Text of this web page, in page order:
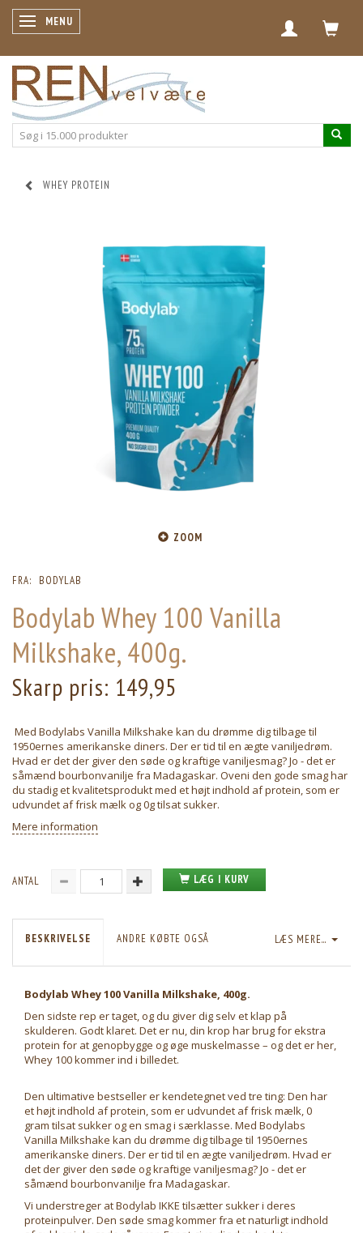
SKIFTE NAVIGATION
MENU
WHEY PROTEIN
ZOOM
FRA: BODYLAB
Bodylab Whey 100 Vanilla
Milkshake, 400g.
Skarp pris: 149,95
Med Bodylabs Vanilla Milkshake kan du drømme dig tilbage til
1950ernes amerikanske diners. Der er tid til en ægte vaniljedrøm.
Hvad er det der giver den søde og kraftige vaniljesmag? Jo - det er
såmænd bourbonvanilje fra Madagaskar. Oveni den gode smag har
du stadig et kvalitetsprodukt med et højt indhold af protein, som er
udvundet af frisk mælk og 0g tilsat sukker.
Mere information
ANTAL LÆG I KURV
LÆS MERE...
BESKRIVELSE ANDRE KØBTE OGSÅ
Bodylab Whey 100 Vanilla Milkshake, 400g.
Den sidste rep er taget, og du giver dig selv et klap på
skulderen. Godt klaret. Det er nu, din krop har brug for ekstra
protein for at genopbygge og øge muskelmasse – og det er her,
Whey 100 kommer ind i billedet.
Den ultimative bestseller er kendetegnet ved tre ting: Den har
et højt indhold af protein, som er udvundet af frisk mælk, 0
gram tilsat sukker og en smag i særklasse. Med Bodylabs
Vanilla Milkshake kan du drømme dig tilbage til 1950ernes
amerikanske diners. Der er tid til en ægte vaniljedrøm. Hvad er
det der giver den søde og kraftige vaniljesmag? Jo - det er
såmænd bourbonvanilje fra Madagaskar.
Vi understreger at Bodylab IKKE tilsætter sukker i deres
proteinpulver. Den søde smag kommer fra et naturligt indhold